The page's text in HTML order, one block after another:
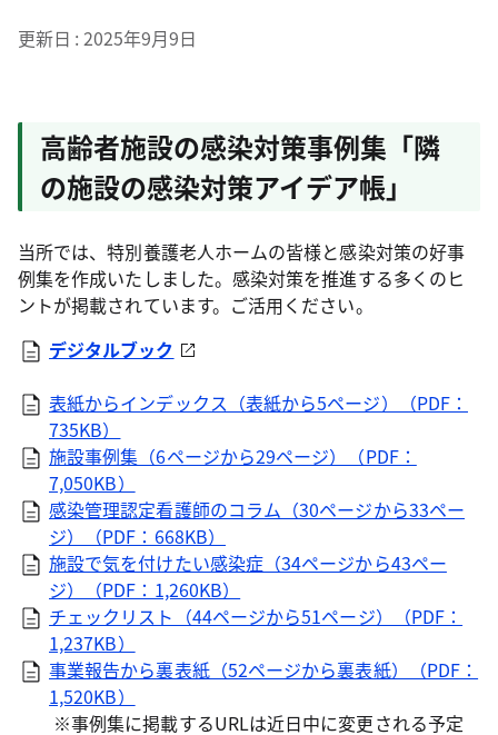
更新日 2025年9月9日
高齢者施設の感染対策事例集「隣
の施設の感染対策アイデア帳」
当所では、特別養護老人ホームの皆様と感染対策の好事
例集を作成いたしました。感染対策を推進する多くのヒ
ントが掲載されています。ご活用ください。
デジタルブック
表紙からインデックス（表紙から5ページ）（PDF：
735KB）
施設事例集（6ページから29ページ）（PDF：
7,050KB）
感染管理認定看護師のコラム（30ページから33ペー
ジ）（PDF：668KB）
施設で気を付けたい感染症（34ページから43ペー
ジ）（PDF：1,260KB）
チェックリスト（44ページから51ページ）（PDF：
1,237KB）
事業報告から裏表紙（52ページから裏表紙）（PDF：
1,520KB）
※事例集に掲載するURLは近日中に変更される予定